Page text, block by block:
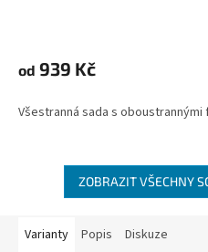
od 939 Kč
Všestranná sada s oboustrannými
ZOBRAZIT VŠECHNY
Varianty Popis Diskuze